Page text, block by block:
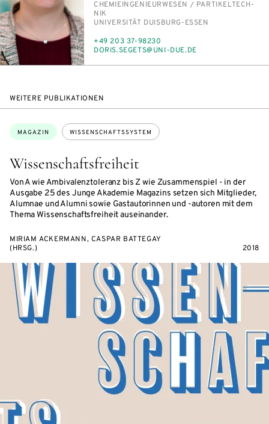
PERSON_RESEARCH_SUBJECT
CHE­MIE­IN­GE­NIEUR­WE­SEN /​ PAR­TI­KEL­TECH­
NIK
INSTITUTION
UNI­VER­SI­TÄT DUIS­BURG-ES­SEN
TELEFON
+49 203 37-98230
E-
DO­RIS.SE­GETS@UNI-DUE.DE
WEITERE PUBLIKATIONEN
Wissenschaftsfreiheit
Von A wie Ambivalenztoleranz bis Z wie Zusammenspiel - in der
Ausgabe 25 des Junge Akademie Magazins setzen sich Mitglieder,
Alumnae und Alumni sowie Gastautorinnen und -autoren mit dem
Thema Wissenschaftsfreiheit auseinander.
Themen:
MAGAZIN WISSENSCHAFTSSYSTEM
MIRIAM ACKERMANN, CASPAR BATTEGAY
(HRSG.)
2018